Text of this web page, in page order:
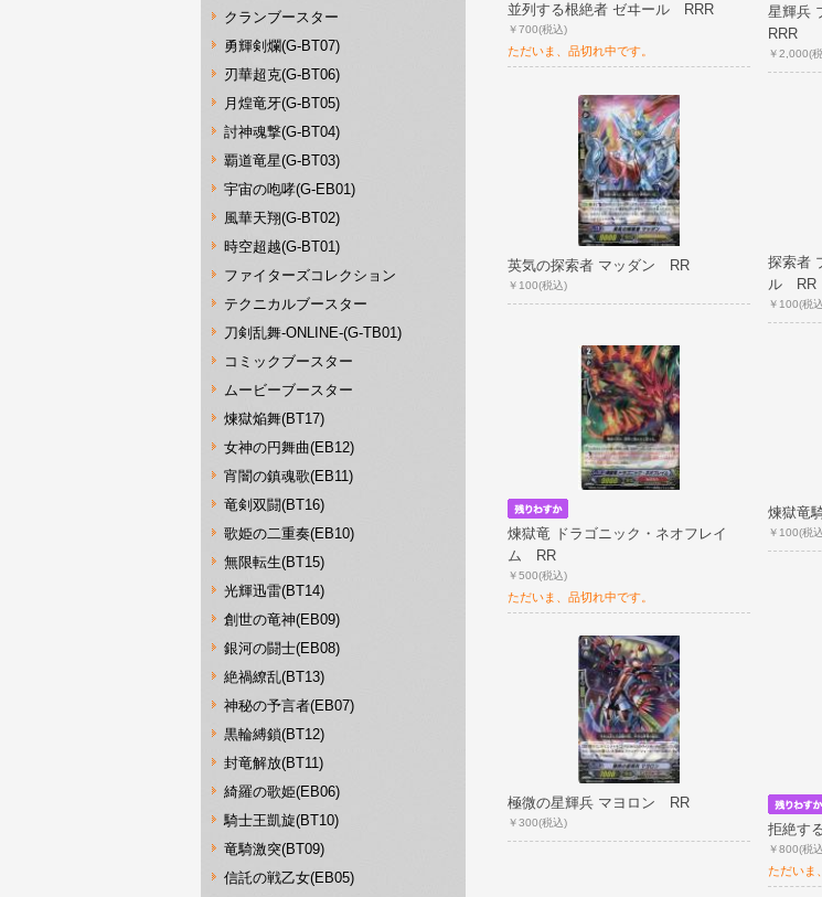
並列する根絶者 ゼヰール RRR
￥700(税込)
ただいま、品切れ中です。
星輝兵
RRR
￥2,000(
英気の探索者 マッダン RR
￥100(税込)
探索者
ル RR
￥100(税
煉獄竜 ドラゴニック・ネオフレイ
ム RR
￥500(税込)
ただいま、品切れ中です。
煉獄竜
￥100(税
極微の星輝兵 マヨロン RR
￥300(税込) 拒絶す
￥800(税
ただいま
クランブースター
勇輝剣爛(G-BT07)
刃華超克(G-BT06)
月煌竜牙(G-BT05)
討神魂撃(G-BT04)
覇道竜星(G-BT03)
宇宙の咆哮(G-EB01)
風華天翔(G-BT02)
時空超越(G-BT01)
ファイターズコレクション
テクニカルブースター
刀剣乱舞-ONLINE-(G-TB01)
コミックブースター
ムービーブースター
煉獄焔舞(BT17)
女神の円舞曲(EB12)
宵闇の鎮魂歌(EB11)
竜剣双闘(BT16)
歌姫の二重奏(EB10)
無限転生(BT15)
光輝迅雷(BT14)
創世の竜神(EB09)
銀河の闘士(EB08)
絶禍繚乱(BT13)
神秘の予言者(EB07)
黒輪縛鎖(BT12)
封竜解放(BT11)
綺羅の歌姫(EB06)
騎士王凱旋(BT10)
竜騎激突(BT09)
信託の戦乙女(EB05)